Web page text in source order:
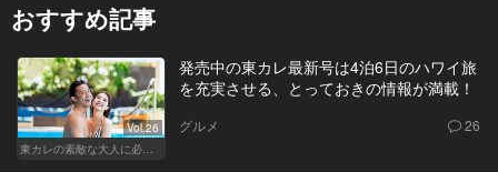
おすすめ記事
Vol.26
東カレの素敵な大人に必要なこと
発売中の東カレ最新号は4泊6日のハワイ旅
を充実させる、とっておきの情報が満載！
グルメ 26